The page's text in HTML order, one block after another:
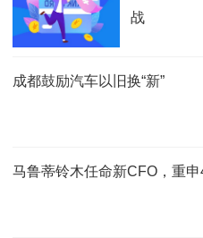
战
成都鼓励汽车以旧换“新”
马鲁蒂铃木任命新CFO，重